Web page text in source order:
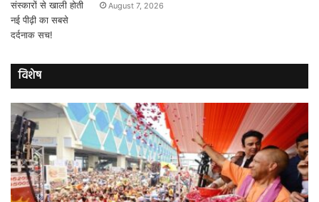
August 7, 2026
विशेष